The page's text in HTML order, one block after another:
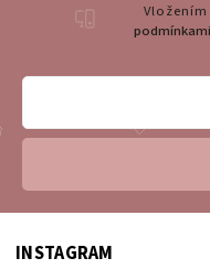
INSTAGRAM